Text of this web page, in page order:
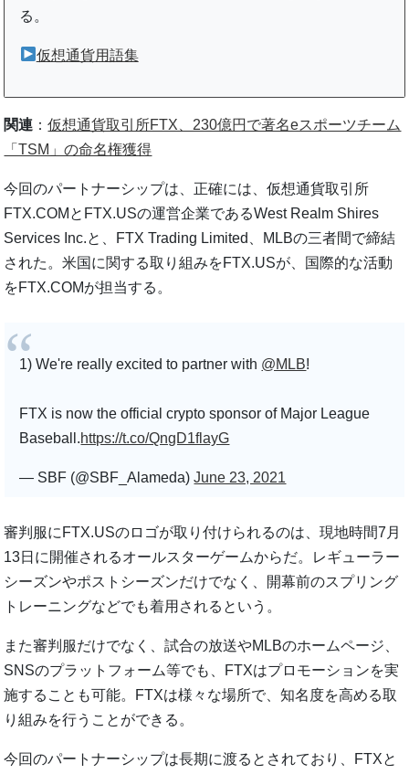
る。
仮想通貨用語集
関連 ：仮想通貨取引所FTX、230億円で著名eスポーツチーム
「TSM」の命名権獲得
今回のパートナーシップは、正確には、仮想通貨取引所
FTX.COMとFTX.USの運営企業であるWest Realm Shires
Services Inc.と、FTX Trading Limited、MLBの三者間で締結
された。米国に関する取り組みをFTX.USが、国際的な活動
をFTX.COMが担当する。
1) We're really excited to partner with @MLB!
FTX is now the official crypto sponsor of Major League
Baseball.https://t.co/QngD1flayG
— SBF (@SBF_Alameda)June 23, 2021
審判服にFTX.USのロゴが取り付けられるのは、現地時間7月
13日に開催されるオールスターゲームからだ。レギューラー
シーズンやポストシーズンだけでなく、開幕前のスプリング
トレーニングなどでも着用されるという。
また審判服だけでなく、試合の放送やMLBのホームページ、
SNSのプラットフォーム等でも、FTXはプロモーションを実
施することも可能。FTXは様々な場所で、知名度を高める取
り組みを行うことができる。
今回のパートナーシップは長期に渡るとされており、FTXと